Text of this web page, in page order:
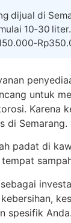
dijual di
10‑30
untuk
Karena
di Semarang.
padat di
spesifik Anda.